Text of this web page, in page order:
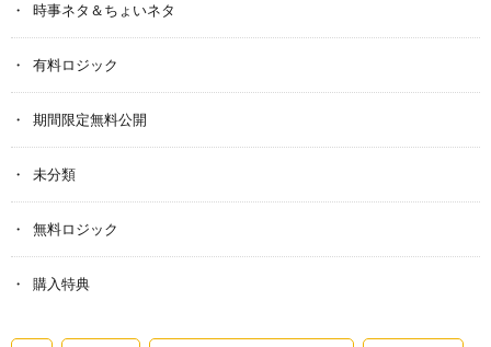
時事ネタ＆ちょいネタ
有料ロジック
期間限定無料公開
未分類
無料ロジック
購入特典